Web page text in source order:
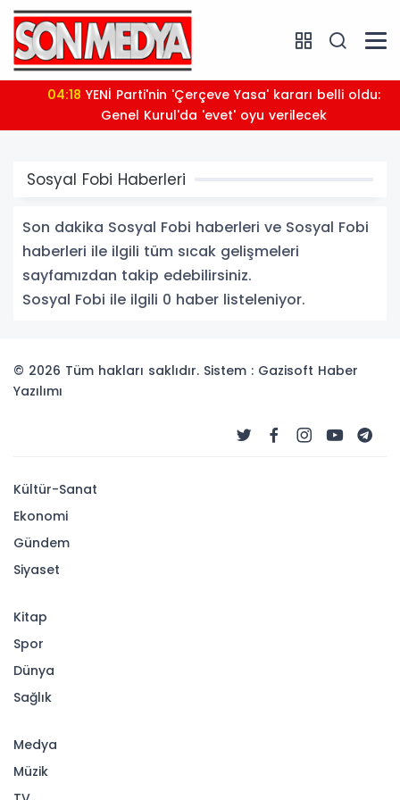
04:18YENİ Parti'nin 'Çerçeve Yasa' kararı belli oldu:
Genel Kurul'da 'evet' oyu verilecek
Sosyal Fobi Haberleri
Son dakika Sosyal Fobi haberleri ve Sosyal Fobi
haberleri ile ilgili tüm sıcak gelişmeleri
sayfamızdan takip edebilirsiniz.
Sosyal Fobi ile ilgili 0 haber listeleniyor.
© 2026 Tüm hakları saklıdır. Sistem : Gazisoft Haber
Yazılımı
Kültür-Sanat
Ekonomi
Gündem
Siyaset
Kitap
Spor
Dünya
Sağlık
Medya
Müzik